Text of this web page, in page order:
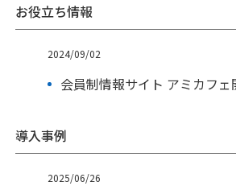
お役立ち情報
2024/09/02
会員制情報サイト アミカフ
導入事例
2025/06/26